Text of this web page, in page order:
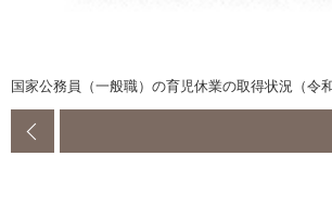
国家公務員（一般職）の育児休業の取得状況（令